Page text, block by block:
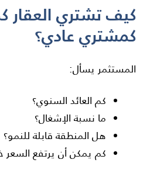
كيف تشتري
كمشتري عادي؟
المستثمر يسأل:
كم العائد السنوي؟
ما نسبة الإشغال؟
هل المنطقة قابلة للنمو؟
كم يمكن أن يرتفع السعر خلال 5